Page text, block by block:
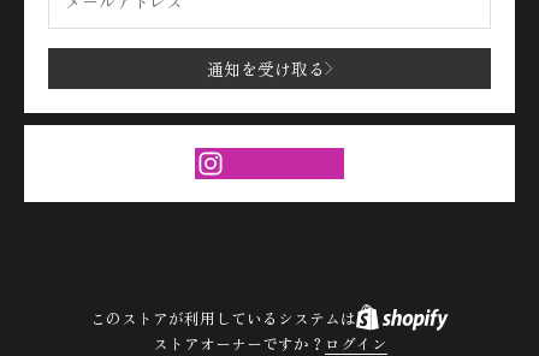
通知を受け取る
このストアが利用しているシステムは
ストアオーナーですか？ ログイン